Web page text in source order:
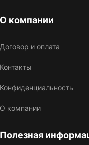
О компании
Договор и оплата
Контакты
Конфиденциальность
О компании
Полезная